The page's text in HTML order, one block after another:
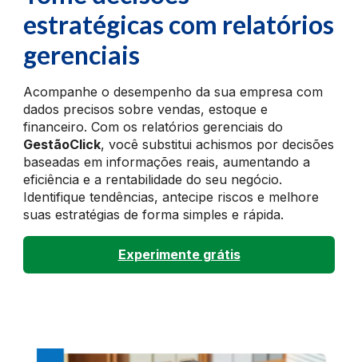
estratégicas com relatórios
gerenciais
Acompanhe o desempenho da sua empresa com
dados precisos sobre vendas, estoque e
financeiro. Com os relatórios gerenciais do
GestãoClick, você substitui achismos por decisões
baseadas em informações reais, aumentando a
eficiência e a rentabilidade do seu negócio.
Identifique tendências, antecipe riscos e melhore
suas estratégias de forma simples e rápida.
Experimente grátis